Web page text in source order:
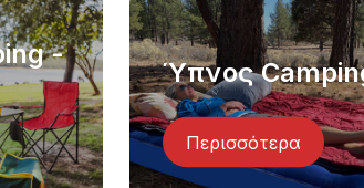
-
Ύπνος
Περισσότερα